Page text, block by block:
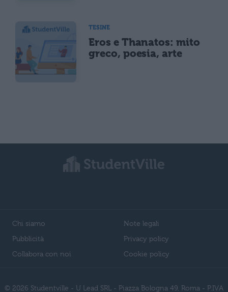
TESINE
Eros e Thanatos: mito
greco, poesia, arte
Chi siamo
Pubblicità
Collabora con noi
Note legali
Privacy policy
Cookie policy
© 2026 Studentville - U Lead SRL - Piazza Bologna 49, Roma - P.IVA